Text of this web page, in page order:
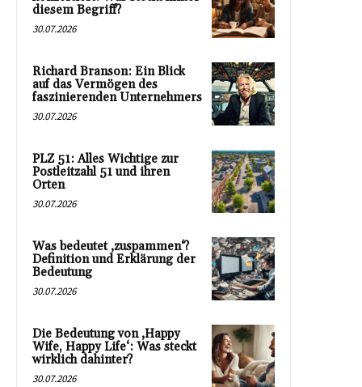
diesem Begriff?
30.07.2026
Richard Branson: Ein Blick
auf das Vermögen des
faszinierenden Unternehmers
30.07.2026
PLZ 51: Alles Wichtige zur
Postleitzahl 51 und ihren
Orten
30.07.2026
Was bedeutet ‚zuspammen‘?
Definition und Erklärung der
Bedeutung
30.07.2026
Die Bedeutung von ‚Happy
Wife, Happy Life‘: Was steckt
wirklich dahinter?
30.07.2026